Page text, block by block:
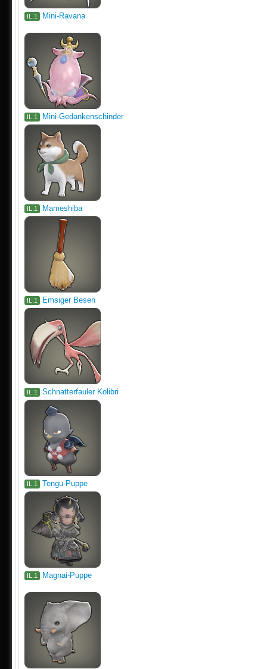
IL.1 Mini-Ravana
IL.1 Mini-Gedankenschinder
IL.1 Mameshiba
IL.1 Emsiger Besen
IL.1 Schnatterfauler Kolibri
IL.1 Tengu-Puppe
IL.1 Magnai-Puppe